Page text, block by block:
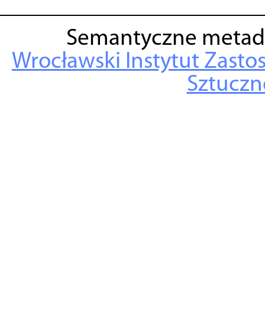
Semantyczne
Wrocławski Instytut